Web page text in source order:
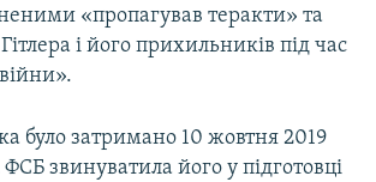
«пропагував теракти» та
і його прихильників під час
було затримано 10 жовтня 2019
ФСБ звинуватила його у підготовці